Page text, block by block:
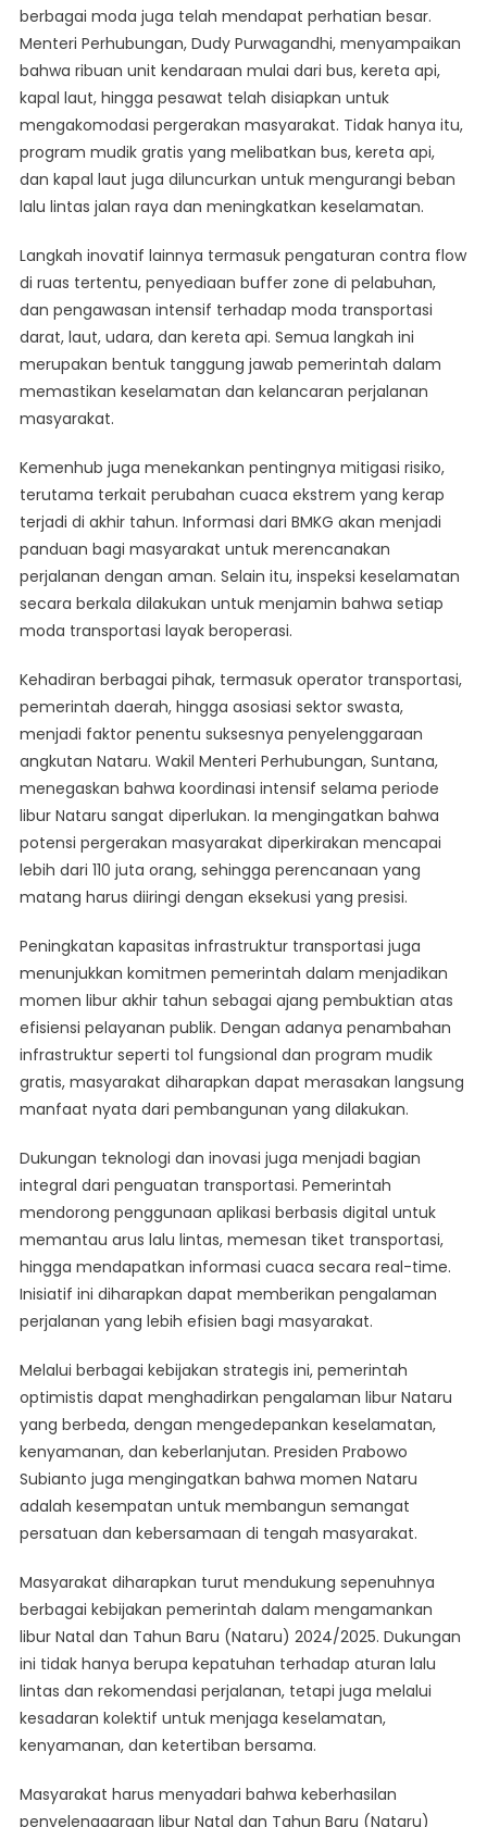
berbagai moda juga telah mendapat perhatian besar.
Menteri Perhubungan, Dudy Purwagandhi, menyampaikan
bahwa ribuan unit kendaraan mulai dari bus, kereta api,
kapal laut, hingga pesawat telah disiapkan untuk
mengakomodasi pergerakan masyarakat. Tidak hanya itu,
program mudik gratis yang melibatkan bus, kereta api,
dan kapal laut juga diluncurkan untuk mengurangi beban
lalu lintas jalan raya dan meningkatkan keselamatan.
Langkah inovatif lainnya termasuk pengaturan contra flow
di ruas tertentu, penyediaan buffer zone di pelabuhan,
dan pengawasan intensif terhadap moda transportasi
darat, laut, udara, dan kereta api. Semua langkah ini
merupakan bentuk tanggung jawab pemerintah dalam
memastikan keselamatan dan kelancaran perjalanan
masyarakat.
Kemenhub juga menekankan pentingnya mitigasi risiko,
terutama terkait perubahan cuaca ekstrem yang kerap
terjadi di akhir tahun. Informasi dari BMKG akan menjadi
panduan bagi masyarakat untuk merencanakan
perjalanan dengan aman. Selain itu, inspeksi keselamatan
secara berkala dilakukan untuk menjamin bahwa setiap
moda transportasi layak beroperasi.
Kehadiran berbagai pihak, termasuk operator transportasi,
pemerintah daerah, hingga asosiasi sektor swasta,
menjadi faktor penentu suksesnya penyelenggaraan
angkutan Nataru. Wakil Menteri Perhubungan, Suntana,
menegaskan bahwa koordinasi intensif selama periode
libur Nataru sangat diperlukan. Ia mengingatkan bahwa
potensi pergerakan masyarakat diperkirakan mencapai
lebih dari 110 juta orang, sehingga perencanaan yang
matang harus diiringi dengan eksekusi yang presisi.
Peningkatan kapasitas infrastruktur transportasi juga
menunjukkan komitmen pemerintah dalam menjadikan
momen libur akhir tahun sebagai ajang pembuktian atas
efisiensi pelayanan publik. Dengan adanya penambahan
infrastruktur seperti tol fungsional dan program mudik
gratis, masyarakat diharapkan dapat merasakan langsung
manfaat nyata dari pembangunan yang dilakukan.
Dukungan teknologi dan inovasi juga menjadi bagian
integral dari penguatan transportasi. Pemerintah
mendorong penggunaan aplikasi berbasis digital untuk
memantau arus lalu lintas, memesan tiket transportasi,
hingga mendapatkan informasi cuaca secara real-time.
Inisiatif ini diharapkan dapat memberikan pengalaman
perjalanan yang lebih efisien bagi masyarakat.
Melalui berbagai kebijakan strategis ini, pemerintah
optimistis dapat menghadirkan pengalaman libur Nataru
yang berbeda, dengan mengedepankan keselamatan,
kenyamanan, dan keberlanjutan. Presiden Prabowo
Subianto juga mengingatkan bahwa momen Nataru
adalah kesempatan untuk membangun semangat
persatuan dan kebersamaan di tengah masyarakat.
Masyarakat diharapkan turut mendukung sepenuhnya
berbagai kebijakan pemerintah dalam mengamankan
libur Natal dan Tahun Baru (Nataru) 2024/2025. Dukungan
ini tidak hanya berupa kepatuhan terhadap aturan lalu
lintas dan rekomendasi perjalanan, tetapi juga melalui
kesadaran kolektif untuk menjaga keselamatan,
kenyamanan, dan ketertiban bersama.
Masyarakat harus menyadari bahwa keberhasilan
penyelenggaraan libur Natal dan Tahun Baru (Nataru)